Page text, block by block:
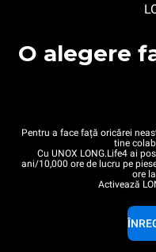
O alegere
Pentru a face față oricărei
tine
Cu UNOX LONG.Life4 ai
ani/10,000 ore de lucru pe
ore
Activează